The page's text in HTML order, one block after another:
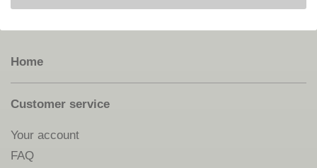
Home
Customer service
Your account
FAQ